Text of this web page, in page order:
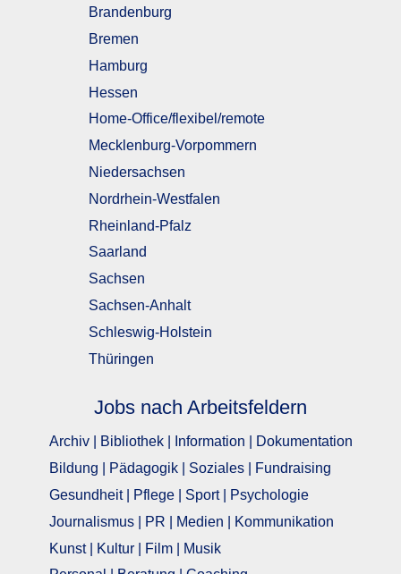
Brandenburg
Bremen
Hamburg
Hessen
Home-Office/flexibel/remote
Mecklenburg-Vorpommern
Niedersachsen
Nordrhein-Westfalen
Rheinland-Pfalz
Saarland
Sachsen
Sachsen-Anhalt
Schleswig-Holstein
Thüringen
Jobs nach Arbeitsfeldern
Archiv | Bibliothek | Information | Dokumentation
Bildung | Pädagogik | Soziales | Fundraising
Gesundheit | Pflege | Sport | Psychologie
Journalismus | PR | Medien | Kommunikation
Kunst | Kultur | Film | Musik